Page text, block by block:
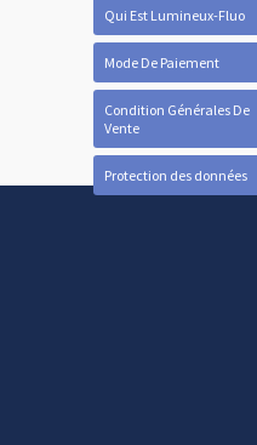
Qui Est Lumineux-Fluo
Mode De Paiement
Condition Générales De
Vente
Protection des données